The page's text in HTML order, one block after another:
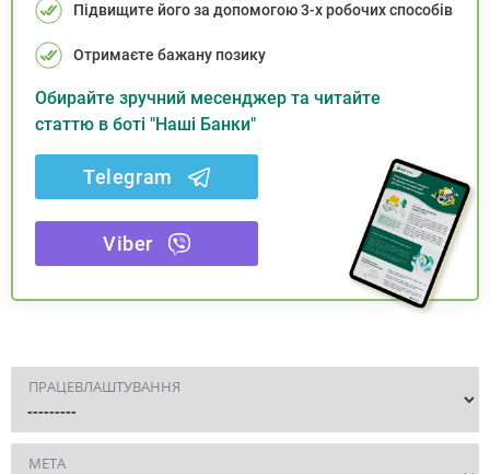
Підвищите його за допомогою 3-х робочих способів
Отримаєте бажану позику
Обирайте зручний месенджер та читайте
статтю в боті "Наші Банки"
Telegram
Viber
ПРАЦЕВЛАШТУВАННЯ
МЕТА